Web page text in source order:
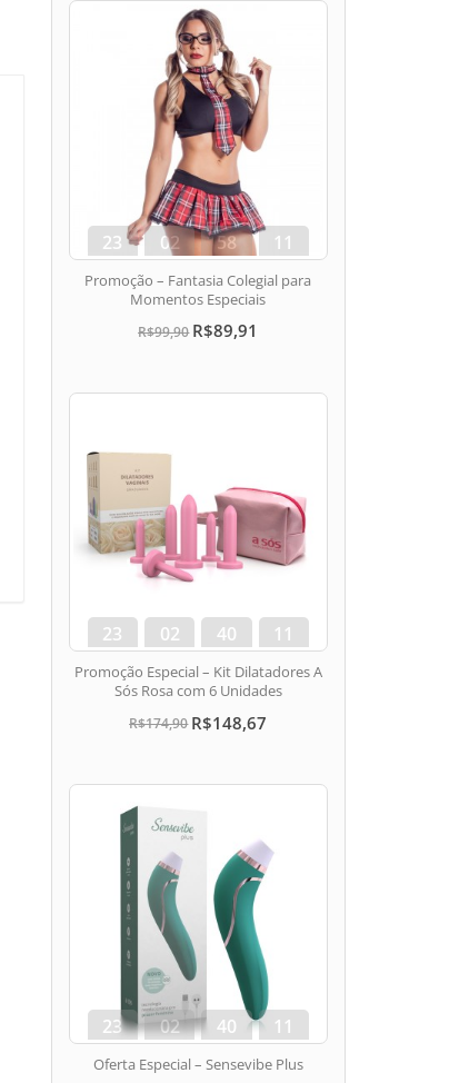
23
dias
02
hora
58
min
10
seg
Promoção – Fantasia Colegial para
Momentos Especiais
R$99,90 R$89,91
23
dias
02
hora
40
min
10
seg
Promoção Especial – Kit Dilatadores A
Sós Rosa com 6 Unidades
R$174,90 R$148,67
23
dias
02
hora
40
min
10
seg
Oferta Especial – Sensevibe Plus